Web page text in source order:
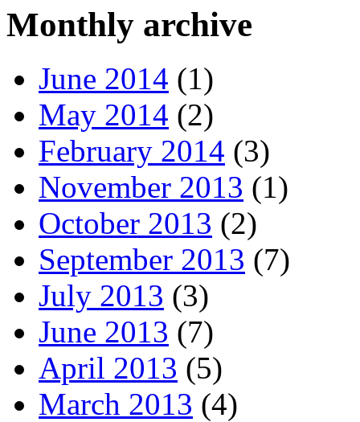
Monthly archive
June 2014 (1)
May 2014 (2)
February 2014 (3)
November 2013 (1)
October 2013 (2)
September 2013 (7)
July 2013 (3)
June 2013 (7)
April 2013 (5)
March 2013 (4)